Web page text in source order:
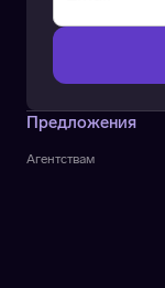
Предложения
Агентствам